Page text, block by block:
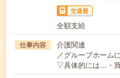
交通費
全額支給
仕事内容
介護関連
／グループホーム
▽具体的には…・